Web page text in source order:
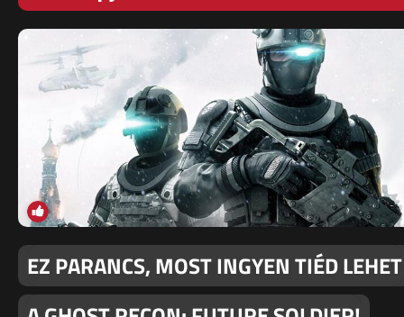
EZ PARANCS, MOST INGYEN TIÉD LEHET